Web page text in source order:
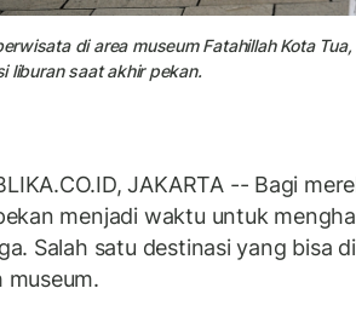
di area museum Fatahillah Kota
liburan saat akhir pekan.
JAKARTA -- Bagi
menjadi waktu untuk
Salah satu destinasi yang bisa
museum.